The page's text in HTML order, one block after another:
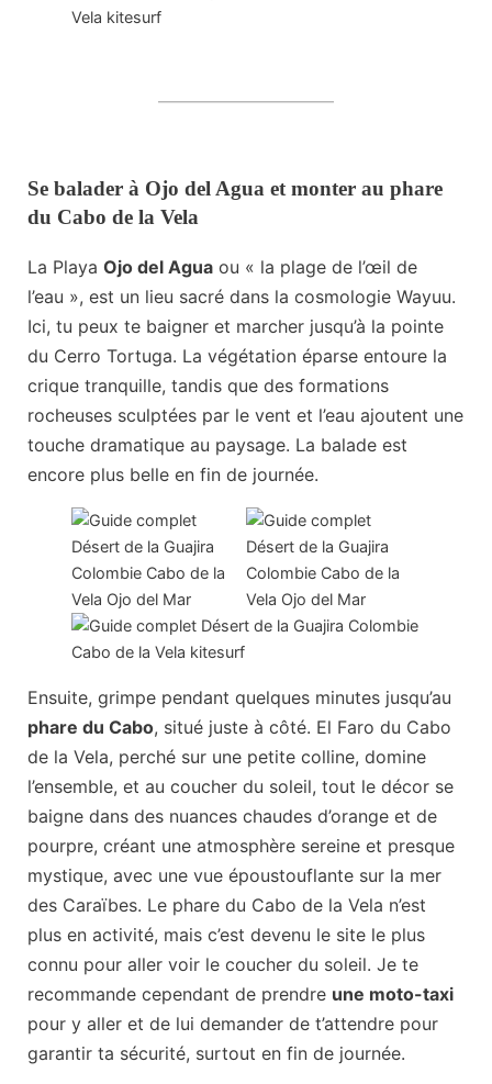
Se balader à Ojo del Agua et monter au phare
du Cabo de la Vela
La Playa Ojo del Agua ou « la plage de l’œil de
l’eau », est un lieu sacré dans la cosmologie Wayuu.
Ici, tu peux te baigner et marcher jusqu’à la pointe
du Cerro Tortuga. La végétation éparse entoure la
crique tranquille, tandis que des formations
rocheuses sculptées par le vent et l’eau ajoutent une
touche dramatique au paysage. La balade est
encore plus belle en fin de journée.
Ensuite, grimpe pendant quelques minutes jusqu’au
phare du Cabo, situé juste à côté. El Faro du Cabo
de la Vela, perché sur une petite colline, domine
l’ensemble, et au coucher du soleil, tout le décor se
baigne dans des nuances chaudes d’orange et de
pourpre, créant une atmosphère sereine et presque
mystique, avec une vue époustouflante sur la mer
des Caraïbes. Le phare du Cabo de la Vela n’est
plus en activité, mais c’est devenu le site le plus
connu pour aller voir le coucher du soleil. Je te
recommande cependant de prendre une moto-taxi
pour y aller et de lui demander de t’attendre pour
garantir ta sécurité, surtout en fin de journée.